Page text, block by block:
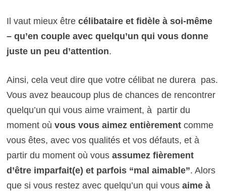
Il vaut mieux êtrecélibataire et fidèle à soi-même
– qu’en couple avec quelqu’un qui vous donne
juste un peu d’attention.
Ainsi, cela veut dire que votre célibat ne durera pas.
Vous avez beaucoup plus de chances de rencontrer
quelqu’un qui vous aime vraiment, à partir du
moment où vous vous aimez entièrementcomme
vous êtes, avec vos qualités et vos défauts, et à
partir du moment où vous assumez fièrement
d’être imparfait(e) et parfois “mal aimable”. Alors
que si vous restez avec quelqu’un qui vous aime à